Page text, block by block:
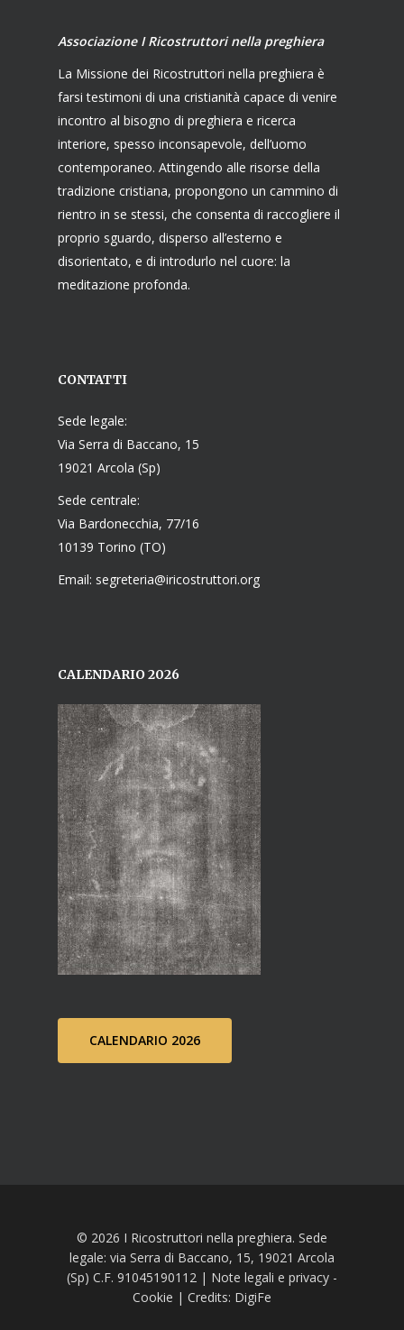
Associazione I Ricostruttori nella preghiera
La Missione dei Ricostruttori nella preghiera è
farsi testimoni di una cristianità capace di venire
incontro al bisogno di preghiera e ricerca
interiore, spesso inconsapevole, dell’uomo
contemporaneo. Attingendo alle risorse della
tradizione cristiana, propongono un cammino di
rientro in se stessi, che consenta di raccogliere il
proprio sguardo, disperso all’esterno e
disorientato, e di introdurlo nel cuore: la
meditazione profonda.
CONTATTI
Sede legale:
Via Serra di Baccano, 15
19021 Arcola (Sp)
Sede centrale:
Via Bardonecchia, 77/16
10139 Torino (TO)
Email: segreteria@iricostruttori.org
CALENDARIO 2026
CALENDARIO 2026
© 2026 I Ricostruttori nella preghiera. Sede
legale: via Serra di Baccano, 15, 19021 Arcola
(Sp) C.F. 91045190112 | Note legali e privacy -
Cookie | Credits: DigiFe